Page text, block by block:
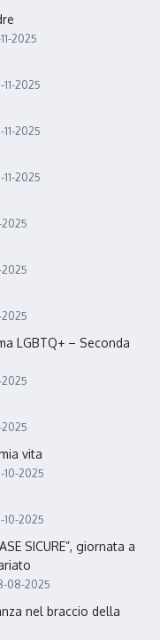
2025
2025
2025
2025
LGBTQ+ – Seconda
vita
2025
2025
SICURE”, giornata a
08-2025
nel braccio della